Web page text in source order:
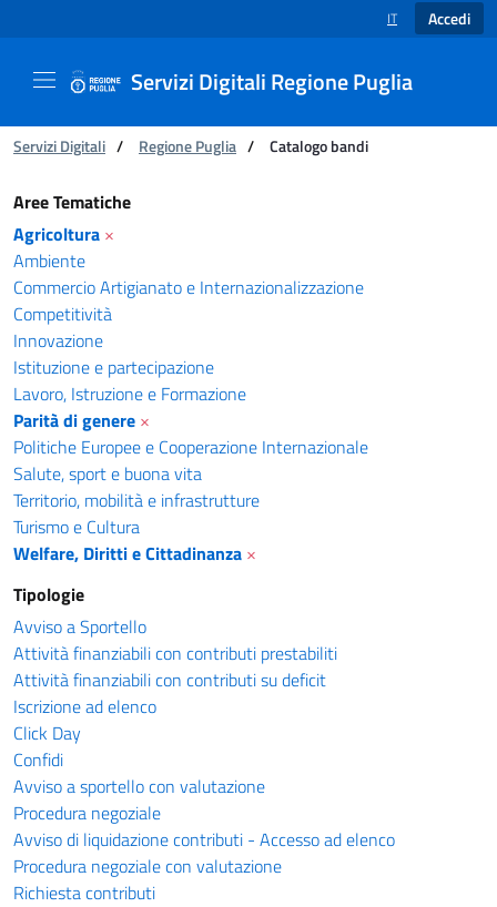
SELEZIONE
IT Accedi
Servizi Digitali Regione Puglia
Ti trovi in:
Servizi Digitali / Regione Puglia / Catalogo bandi
Catalogo bandi - Servizi Digitali Regione
Aree Tematiche
Agricoltura ×
Ambiente
Commercio Artigianato e Internazionalizzazione
Competitività
Innovazione
Istituzione e partecipazione
Lavoro, Istruzione e Formazione
Parità di genere ×
Politiche Europee e Cooperazione Internazionale
Salute, sport e buona vita
Territorio, mobilità e infrastrutture
Turismo e Cultura
Welfare, Diritti e Cittadinanza ×
Tipologie
Avviso a Sportello
Attività finanziabili con contributi prestabiliti
Attività finanziabili con contributi su deficit
Iscrizione ad elenco
Click Day
Confidi
Avviso a sportello con valutazione
Procedura negoziale
Avviso di liquidazione contributi - Accesso ad elenco
Procedura negoziale con valutazione
Richiesta contributi